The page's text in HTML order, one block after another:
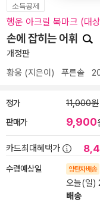
소득공제
행운 아크릴 북마크 (대
손에 잡히는 어휘
개정판
황웅 (지은이) 푸른솔
정가 11,000원
판매가 9,900
카드최대혜택가
수령예상일 양탄자배송
오늘(일)
배송